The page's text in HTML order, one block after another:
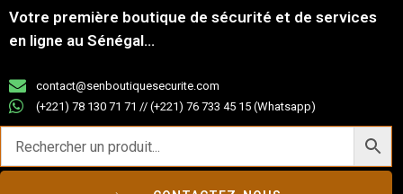
Votre première boutique de sécurité et de services
en ligne au Sénégal...
contact@senboutiquesecurite.com
(+221) 78 130 71 71 // (+221) 76 733 45 15 (Whatsapp)